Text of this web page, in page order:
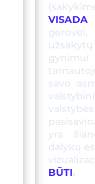
VISADA
gynimui
savo
yra
dalykų
BŪTI.